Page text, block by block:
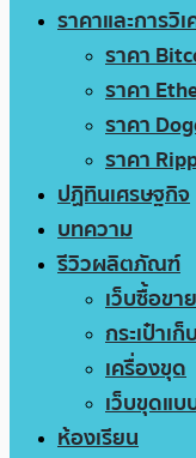
ราคาและการวิเ
ราคา
ราคา
ราคา
ราคา
ปฏิทินเศรษฐกิจ
บทความ
รีวิวผลิตภัณฑ์
เว็บซื้อขาย
กระเป๋าเ
เครื่องขุด
เว็บขุดแบ
ห้องเรียน